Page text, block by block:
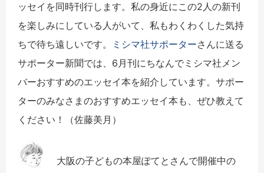
ッセイを同時刊行します。私の身近にこの2人の新刊
を楽しみにしている人がいて、私もわくわくした気持
ちで待ち遠しいです。
ミシマ社サポーターさんに送る
サポーター新聞では、6月刊にちなんでミシマ社メン
バーおすすめのエッセイ本を紹介しています。サポー
ターのみなさまのおすすめエッセイ本も、ぜひ教えて
ください！（佐藤美月）
大阪の子どもの本屋ぽてとさんで開催中の